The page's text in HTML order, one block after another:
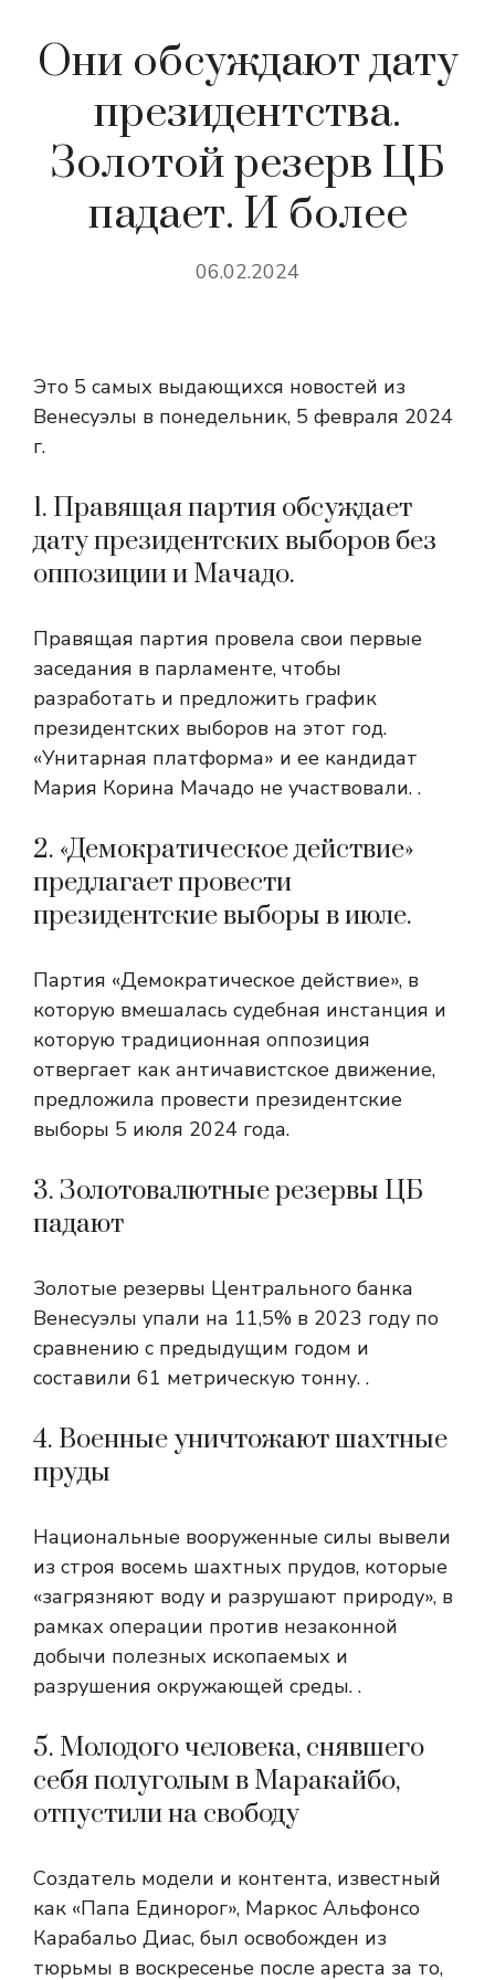
Они обсуждают дату
президентства.
Золотой резерв ЦБ
падает. И более
06.02.2024
Это 5 самых выдающихся новостей из
Венесуэлы в понедельник, 5 февраля 2024
г.
1. Правящая партия обсуждает
дату президентских выборов без
оппозиции и Мачадо.
Правящая партия провела свои первые
заседания в парламенте, чтобы
разработать и предложить график
президентских выборов на этот год.
«Унитарная платформа» и ее кандидат
Мария Корина Мачадо не участвовали. .
2. «Демократическое действие»
предлагает провести
президентские выборы в июле.
Партия «Демократическое действие», в
которую вмешалась судебная инстанция и
которую традиционная оппозиция
отвергает как античавистское движение,
предложила провести президентские
выборы 5 июля 2024 года.
3. Золотовалютные резервы ЦБ
падают
Золотые резервы Центрального банка
Венесуэлы упали на 11,5% в 2023 году по
сравнению с предыдущим годом и
составили 61 метрическую тонну. .
4. Военные уничтожают шахтные
пруды
Национальные вооруженные силы вывели
из строя восемь шахтных прудов, которые
«загрязняют воду и разрушают природу», в
рамках операции против незаконной
добычи полезных ископаемых и
разрушения окружающей среды. .
5. Молодого человека, снявшего
себя полуголым в Маракайбо,
отпустили на свободу
Создатель модели и контента, известный
как «Папа Единорог», Маркос Альфонсо
Карабальо Диас, был освобожден из
тюрьмы в воскресенье после ареста за то,